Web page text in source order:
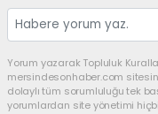
Yorum yazarak Topluluk
mersindesonhaber.com
dolaylı tüm sorumluluğu tek
yorumlardan site yönetimi